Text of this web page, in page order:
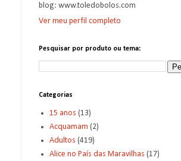
blog: www.toledobolos.com
Ver meu perfil completo
Pesquisar por produto ou tema:
Categorias
15 anos (13)
Acquamam (2)
Adultos (419)
Alice no País das Maravilhas (17)